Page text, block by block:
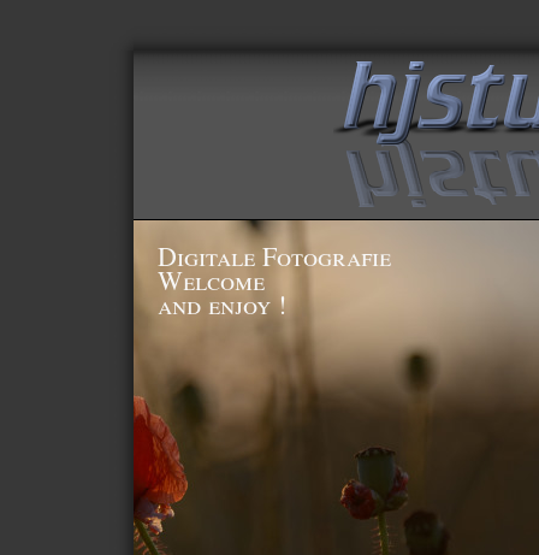
Digitale Fotografie
Welcome
and enjoy !